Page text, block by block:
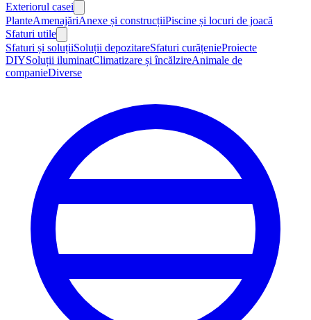
Exteriorul casei
PlanteAmenajăriAnexe și construcțiiPiscine și locuri de joacă
Sfaturi utile
Sfaturi și soluțiiSoluții depozitareSfaturi curățenieProiecte
DIYSoluții iluminatClimatizare și încălzireAnimale de
companieDiverse